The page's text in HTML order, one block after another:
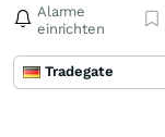
Alarme
einrichten
Tradegate